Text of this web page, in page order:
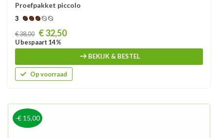
Proefpakket piccolo
3
Prijs
€ 38,00 € 32,50
U bespaart 14 %
BEKIJK & BESTEL
Op voorraad
-€ 15,00